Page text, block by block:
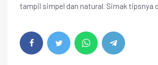
tampil simpel dan natural. Simak tipsnya